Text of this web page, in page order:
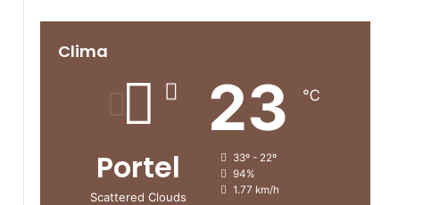
Clima
Portel
Scattered Clouds
23 ℃
33º - 22º
94%
1.77 km/h